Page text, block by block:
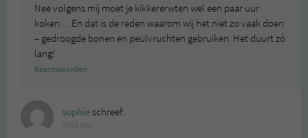
Nee volgens mij moet je kikkererwten wel een paar uur
koken… En dat is de reden waarom wij het niet zo vaak doen
– gedroogde bonen en peulvruchten gebruiken. Het duurt zó
lang!
Beantwoorden
sophieschreef: